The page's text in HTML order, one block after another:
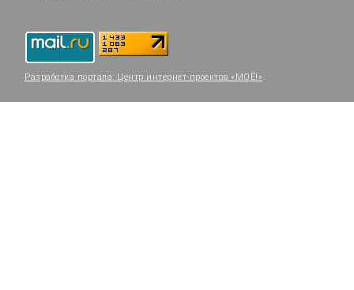
Разработка портала: Центр интернет-проектов «МОЁ!»